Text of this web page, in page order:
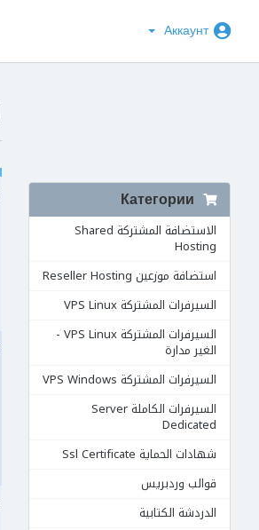
Аккаунт
الاستضافة المشتركة Shared
Hosting
استضافة موزعين Reseller Hosting
السيرفرات المشتركة VPS Linux
السيرفرات المشتركة VPS Linux -
الغير مدارة
السيرفرات المشتركة VPS Windows
السيرفرات الكاملة Server
Dedicated
شهادات الحماية Ssl Certificate
قوالب وردبريس
الدردشة الكتابية